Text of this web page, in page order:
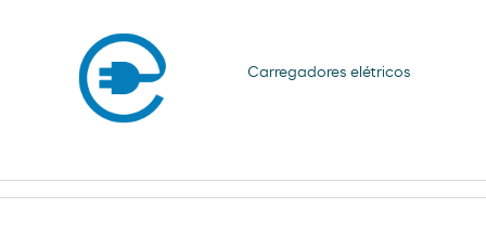
Carregadores elétricos